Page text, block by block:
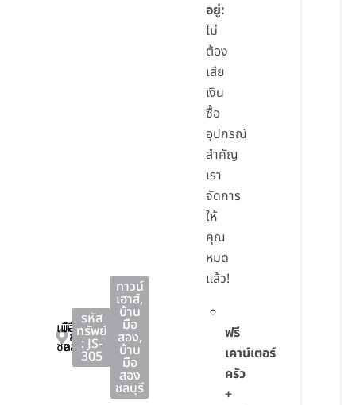
เมือง
ชลบุรี
เมือง
ชลบุรี
ชลบุรี
รหัส
ทรัพย์
: JS-
305
ทาวน์
เฮาส์,
บ้าน
มือ
สอง,
บ้าน
มือ
สอง
ชลบุรี
อยู่:
ไม่
ต้อง
เสีย
เงิน
ซื้อ
อุปกรณ์
สำคัญ
เรา
จัดการ
ให้
คุณ
หมด
แล้ว!
ฟรี
เคาน์เตอร์
ครัว
+